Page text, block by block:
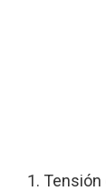
Tensión